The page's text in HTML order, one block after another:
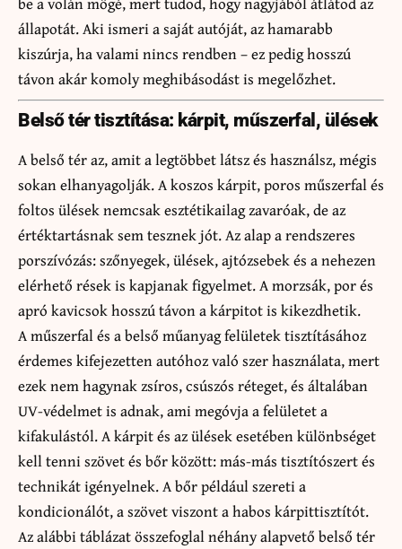
állapotát. Aki ismeri a saját autóját, az hamarabb
kiszúrja, ha valami nincs rendben – ez pedig hosszú
távon akár komoly meghibásodást is megelőzhet.
Belső tér tisztítása: kárpit, műszerfal, ülések
A belső tér az, amit a legtöbbet látsz és használsz, mégis
sokan elhanyagolják. A koszos kárpit, poros műszerfal és
foltos ülések nemcsak esztétikailag zavaróak, de az
értéktartásnak sem tesznek jót. Az alap a rendszeres
porszívózás: szőnyegek, ülések, ajtózsebek és a nehezen
elérhető rések is kapjanak figyelmet. A morzsák, por és
apró kavicsok hosszú távon a kárpitot is kikezdhetik.
A műszerfal és a belső műanyag felületek tisztításához
érdemes kifejezetten autóhoz való szer használata, mert
ezek nem hagynak zsíros, csúszós réteget, és általában
UV-védelmet is adnak, ami megóvja a felületet a
kifakulástól. A kárpit és az ülések esetében különbséget
kell tenni szövet és bőr között: más-más tisztítószert és
technikát igényelnek. A bőr például szereti a
kondicionálót, a szövet viszont a habos kárpittisztítót.
Az alábbi táblázat összefoglal néhány alapvető belső tér